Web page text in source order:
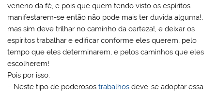
veneno da fé, e pois que quem tendo visto os espíritos
manifestarem-se então não pode mais ter duvida alguma!,
mas sim deve trilhar no caminho da certeza!, e deixar os
espíritos trabalhar e edificar conforme eles querem, pelo
tempo que eles determinarem, e pelos caminhos que eles
escolherem!
Pois por isso:
– Neste tipo de poderosostrabalhos deve-se adoptar essa